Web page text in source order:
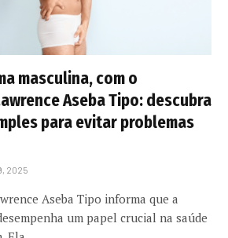
masculina, com o
Aseba Tipo: descubra
para evitar problemas
2025
Aseba Tipo informa que a
um papel crucial na saúde